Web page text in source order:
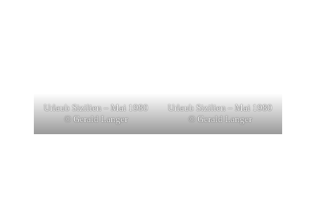
Urlaub Sizilien – Mai 1980
© Gerald Langer
Urlaub Sizilien – Mai 1980
© Gerald Langer